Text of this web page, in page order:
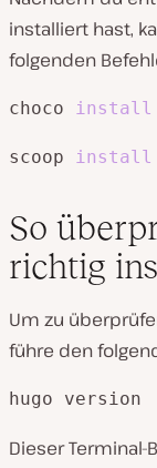
installiert hast,
folgenden
choco install
scoop install
So
richtig
Um zu
führe den
hugo version
Dieser